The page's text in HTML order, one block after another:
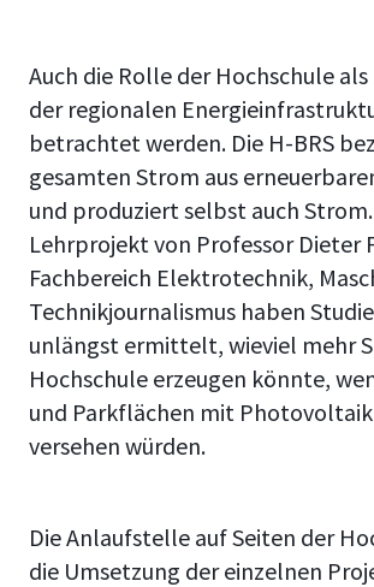
Auch die Rolle der Hochschule
der regionalen
betrachtet werden. Die H-BRS
gesamten Strom aus
und produziert selbst auch
Lehrprojekt von Professor Dieter
Fachbereich Elektrotechnik,
Technikjournalismus haben
unlängst ermittelt, wieviel mehr
Hochschule erzeugen könnte,
und Parkflächen mit
versehen würden.
Die Anlaufstelle auf Seiten der
die Umsetzung der einzelnen